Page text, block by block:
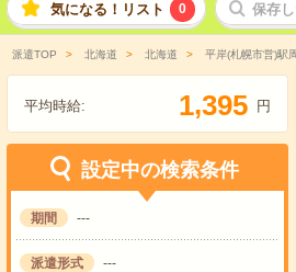
気になる！リスト 0 保存
派遣TOP 北海道 北海道 平岸(札幌市営)駅
平均時給: 1,395 円
設定中の検索条件
期間 ---
派遣形式 ---